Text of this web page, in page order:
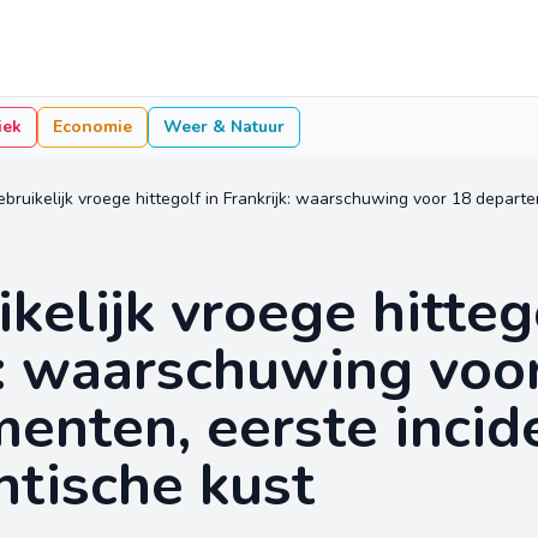
Economie Weer & Natuur
vroege
waarschuwing
eerste
kust